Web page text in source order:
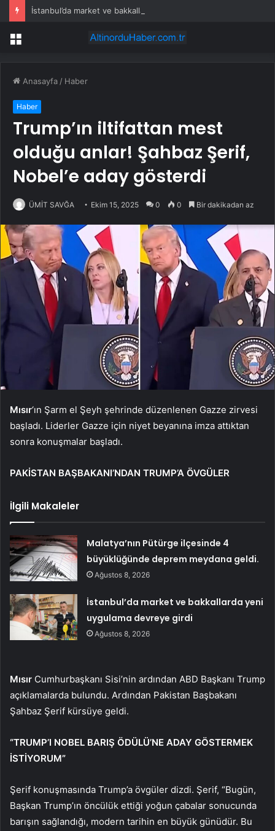
Menü
Anasayfa / Haber
Haber
Trump’ın iltifattan mest
olduğu anlar! Şahbaz Şerif,
Nobel’e aday gösterdi
ÜMİT SAVĞA Ekim 15, 2025 0 0 Bir dakikadan az
Mısır‘ın Şarm el Şeyh şehrinde düzenlenen Gazze zirvesi
başladı. Liderler Gazze için niyet beyanına imza attıktan
sonra konuşmalar başladı.
PAKİSTAN BAŞBAKANI’NDAN TRUMP’A ÖVGÜLER
İlgili Makaleler
Malatya’nın Pütürge ilçesinde 4
büyüklüğünde deprem meydana geldi.
Ağustos 8, 2026
İstanbul’da market ve bakkallarda yeni
uygulama devreye girdi
Ağustos 8, 2026
Mısır Cumhurbaşkanı Sisi’nin ardından ABD Başkanı Trump
açıklamalarda bulundu. Ardından Pakistan Başbakanı
Şahbaz Şerif kürsüye geldi.
“TRUMP’I NOBEL BARIŞ ÖDÜLÜ’NE ADAY GÖSTERMEK
İSTİYORUM”
Şerif konuşmasında Trump’a övgüler dizdi. Şerif, “Bugün,
Başkan Trump’ın öncülük ettiği yoğun çabalar sonucunda
barışın sağlandığı, modern tarihin en büyük günüdür. Bu